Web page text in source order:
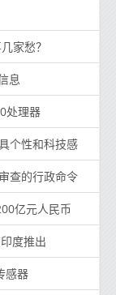
家愁？
息
处理器
个性和科技感
查的行政命令
亿元人民币
度推出
感器